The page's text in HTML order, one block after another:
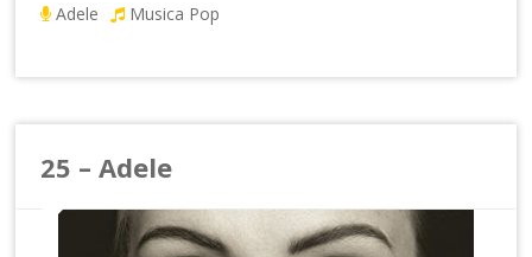
Adele Musica Pop
25 – Adele